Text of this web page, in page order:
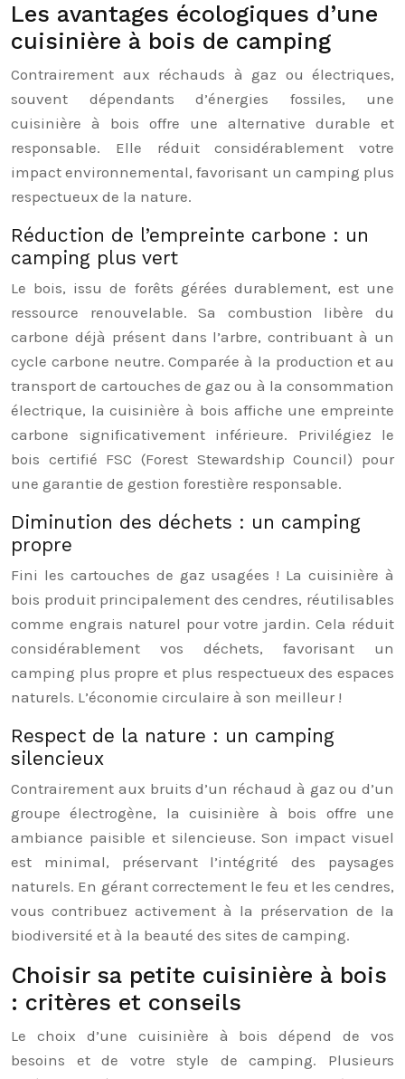
Les avantages écologiques d’une
cuisinière à bois de camping
Contrairement aux réchauds à gaz ou électriques,
souvent dépendants d’énergies fossiles, une
cuisinière à bois offre une alternative durable et
responsable. Elle réduit considérablement votre
impact environnemental, favorisant un camping plus
respectueux de la nature.
Réduction de l’empreinte carbone : un
camping plus vert
Le bois, issu de forêts gérées durablement, est une
ressource renouvelable. Sa combustion libère du
carbone déjà présent dans l’arbre, contribuant à un
cycle carbone neutre. Comparée à la production et au
transport de cartouches de gaz ou à la consommation
électrique, la cuisinière à bois affiche une empreinte
carbone significativement inférieure. Privilégiez le
bois certifié FSC (Forest Stewardship Council) pour
une garantie de gestion forestière responsable.
Diminution des déchets : un camping
propre
Fini les cartouches de gaz usagées ! La cuisinière à
bois produit principalement des cendres, réutilisables
comme engrais naturel pour votre jardin. Cela réduit
considérablement vos déchets, favorisant un
camping plus propre et plus respectueux des espaces
naturels. L’économie circulaire à son meilleur !
Respect de la nature : un camping
silencieux
Contrairement aux bruits d’un réchaud à gaz ou d’un
groupe électrogène, la cuisinière à bois offre une
ambiance paisible et silencieuse. Son impact visuel
est minimal, préservant l’intégrité des paysages
naturels. En gérant correctement le feu et les cendres,
vous contribuez activement à la préservation de la
biodiversité et à la beauté des sites de camping.
Choisir sa petite cuisinière à bois
: critères et conseils
Le choix d’une cuisinière à bois dépend de vos
besoins et de votre style de camping. Plusieurs